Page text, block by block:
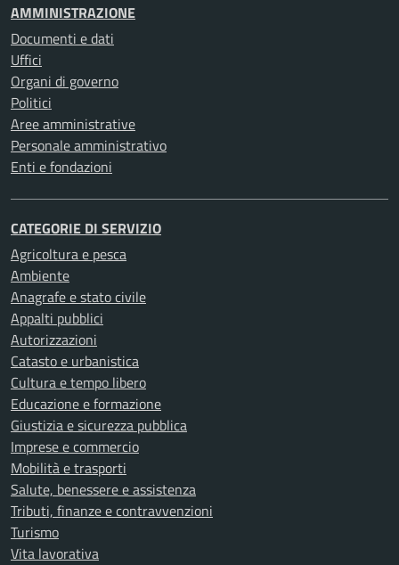
AMMINISTRAZIONE
Documenti e dati
Uffici
Organi di governo
Politici
Aree amministrative
Personale amministrativo
Enti e fondazioni
CATEGORIE DI SERVIZIO
Agricoltura e pesca
Ambiente
Anagrafe e stato civile
Appalti pubblici
Autorizzazioni
Catasto e urbanistica
Cultura e tempo libero
Educazione e formazione
Giustizia e sicurezza pubblica
Imprese e commercio
Mobilità e trasporti
Salute, benessere e assistenza
Tributi, finanze e contravvenzioni
Turismo
Vita lavorativa